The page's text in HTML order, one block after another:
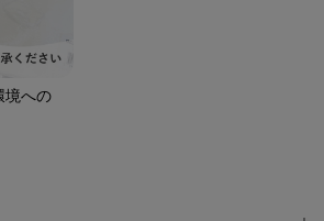
境への